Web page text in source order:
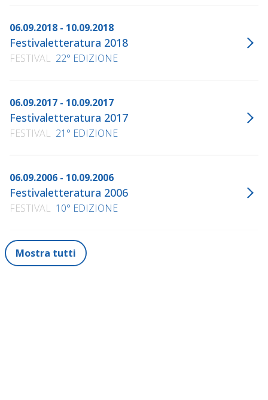
06.09.2018 - 10.09.2018
Festivaletteratura 2018
FESTIVAL 22° EDIZIONE
06.09.2017 - 10.09.2017
Festivaletteratura 2017
FESTIVAL 21° EDIZIONE
06.09.2006 - 10.09.2006
Festivaletteratura 2006
FESTIVAL 10° EDIZIONE
Mostra tutti